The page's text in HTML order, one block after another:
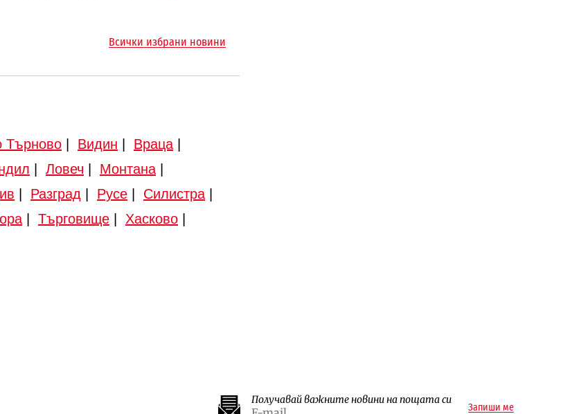
Всички избрани новини
Търново Видин Враца
Ловеч Монтана
Разград Русе Силистра
Търговище Хасково
Получавай важните новини на пощата си
Запиши ме